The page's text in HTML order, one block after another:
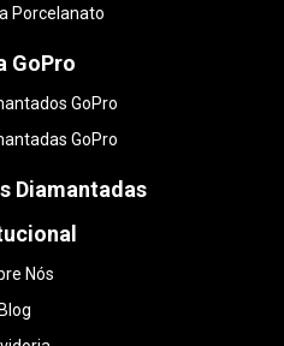
Porcelanato
GoPro
GoPro
GoPro
Diamantadas
Nós
Blog